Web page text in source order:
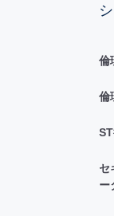
倫
倫
セ
ー